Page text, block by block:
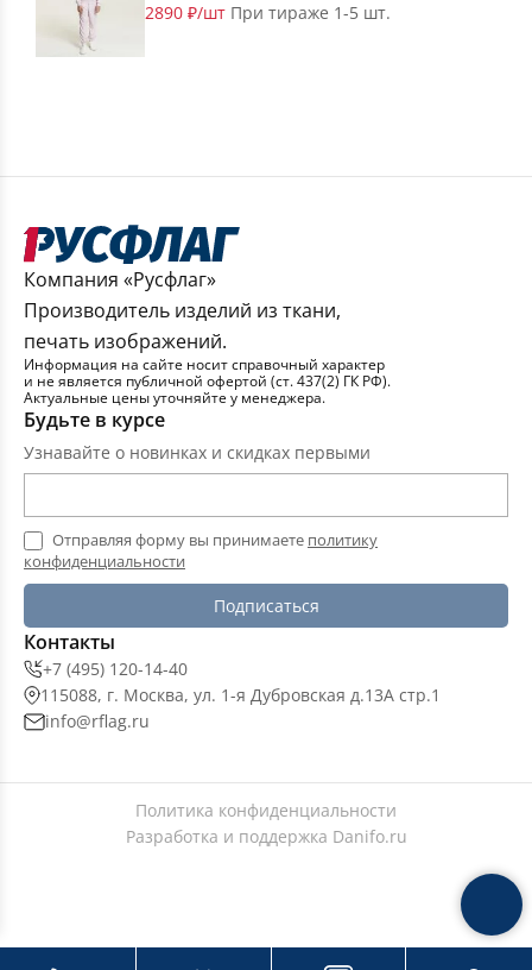
2890 ₽/шт При тираже 1-5 шт.
Компания «Русфлаг»
Производитель изделий из ткани,
печать изображений.
Информация на сайте носит справочный характер
и не является публичной офертой (ст. 437(2) ГК РФ).
Актуальные цены уточняйте у менеджера.
Будьте в курсе
Узнавайте о новинках и скидках первыми
Отправляя форму вы принимаете политику
конфиденциальности
Подписаться
Контакты
+7 (495) 120-14-40
115088, г. Москва, ул. 1-я Дубровская д.13А стр.1
info@rflag.ru
Политика конфиденциальности
Разработка и поддержка Danifo.ru